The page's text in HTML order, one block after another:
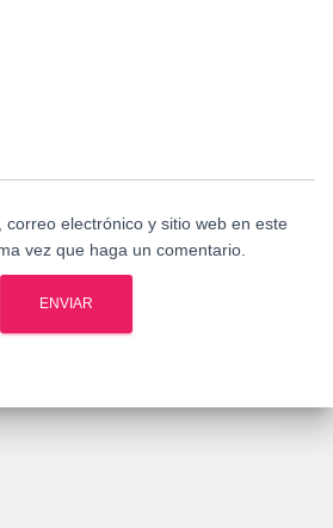
electrónico y sitio web en este
vez que haga un comentario.